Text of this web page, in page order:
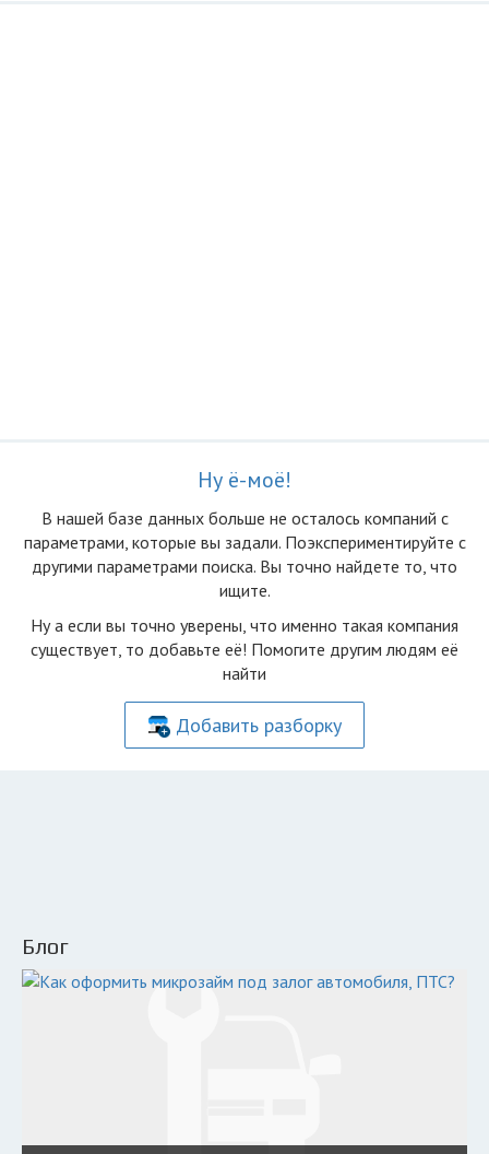
Ну ё-моё!
В нашей базе данных больше не осталоcь компаний с
параметрами, которые вы задали. Поэкспериментируйте с
другими параметрами поиска. Вы точно найдете то, что
ищите.
Ну а если вы точно уверены, что именно такая компания
существует, то добавьте её! Помогите другим людям её
найти
Добавить разборку
Блог